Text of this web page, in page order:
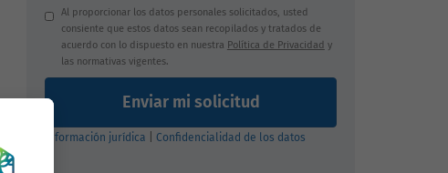
Al proporcionar los datos personales solicitados, usted
consiente que estos datos sean recopilados y tratados de
acuerdo con lo dispuesto en nuestra Política de Privacidad y
las normativas vigentes.
Enviar mi solicitud
Información jurídica Confidencialidad de los datos